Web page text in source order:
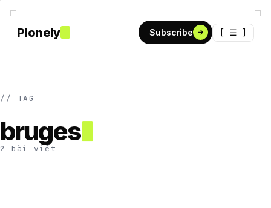
Plonely Subscribe [ ☰ ]
// TAG
bruges
2 bài viết